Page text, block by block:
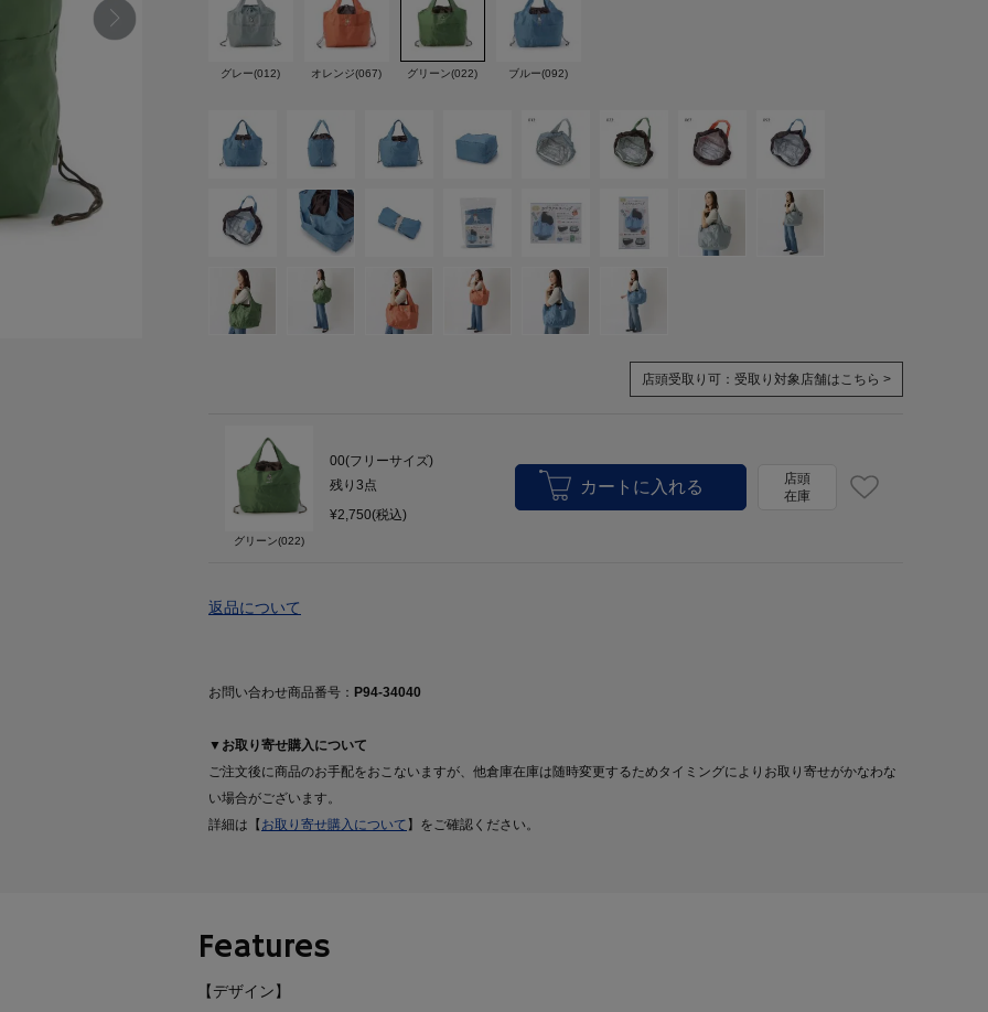
グレー(012) オレンジ(067) グリーン(022) ブルー(092)
店頭受取り可： 受取り対象店舗はこちら >
グリーン(022)
00(フリーサイズ)
残り 3点
¥2,750(税込)
店頭
在庫
返品について
お問い合わせ商品番号： P94-34040
▼お取り寄せ購入について
ご注文後に商品のお手配をおこないますが、他倉庫在庫は随時変更するためタイミングによりお取り寄せがかなわな
い場合がございます。
詳細は【 お取り寄せ購入について 】をご確認ください。
Features
【デザイン】